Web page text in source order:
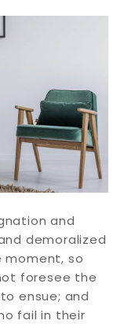
and
demoralized
moment, so
foresee the
ensue; and
fail in their